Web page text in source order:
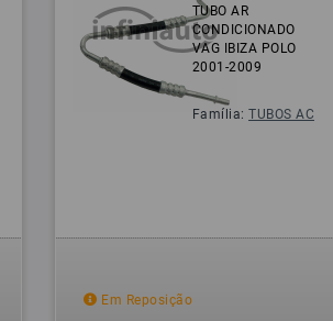
TUBO AR
CONDICIONADO
VAG IBIZA POLO
2001-2009
Família:TUBOS AC
Em Reposição